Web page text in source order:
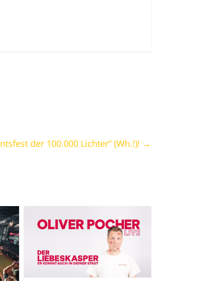
der 100.000 Lichter“ (Wh.!)! →